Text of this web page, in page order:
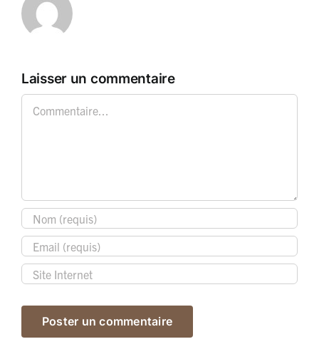
Laisser un commentaire